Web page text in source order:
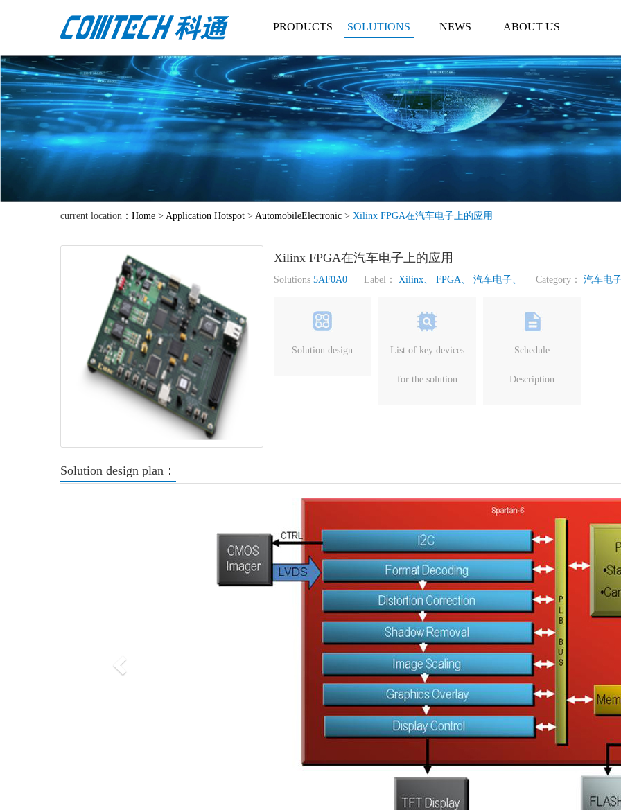
PRODUCTS SOLUTIONS NEWS ABOUT US
current location： Home > Application Hotspot > AutomobileElectronic > Xilinx FPGA在汽车电子上的应用
Xilinx FPGA在汽车电子上的应用
Solutions 5AF0A0 Label： Xilinx、 FPGA、 汽车电子、 Category： 汽车电
Solution design List of key devices
for the solution
Schedule
Description
Solution design plan：